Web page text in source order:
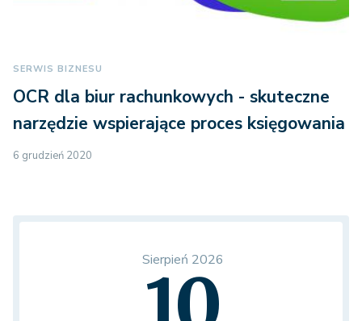
SERWIS BIZNESU
OCR dla biur rachunkowych - skuteczne
narzędzie wspierające proces księgowania
6 grudzień 2020
Sierpień 2026